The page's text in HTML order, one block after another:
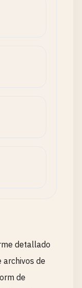
detallado
archivos de
de